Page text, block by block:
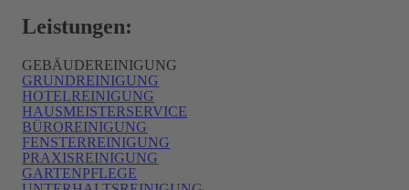
Leistungen:
GEBÄUDEREINIGUNG
GRUNDREINIGUNG
HOTELREINIGUNG
HAUSMEISTERSERVICE
BÜROREINIGUNG
FENSTERREINIGUNG
PRAXISREINIGUNG
GARTENPFLEGE